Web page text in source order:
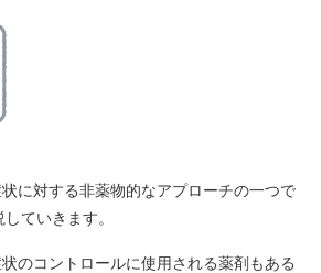
に対する非薬物的なアプローチの一つで
ていきます。
のコントロールに使用される薬剤もある